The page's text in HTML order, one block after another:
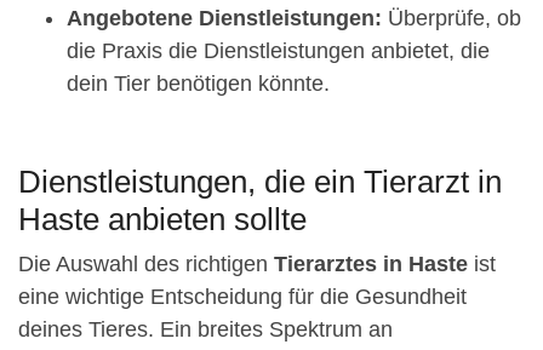
Angebotene Dienstleistungen: Überprüfe, ob
die Praxis die Dienstleistungen anbietet, die
dein Tier benötigen könnte.
Dienstleistungen, die ein Tierarzt in
Haste anbieten sollte
Die Auswahl des richtigen Tierarztes in Haste ist
eine wichtige Entscheidung für die Gesundheit
deines Tieres. Ein breites Spektrum an